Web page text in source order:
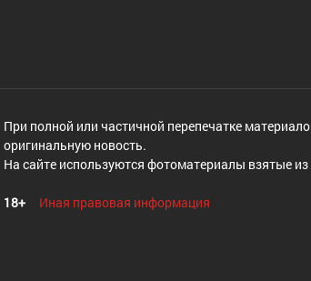
При полной или частичной перепечатке
оригинальную новость.
На сайте используются фотоматериалы взятые
18+ Иная правовая информация